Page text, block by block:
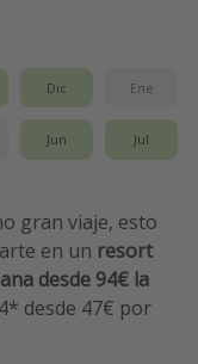
Dic Ene
Jun Jul
gran viaje, esto
en un resort
desde 94€ la
desde 47€ por